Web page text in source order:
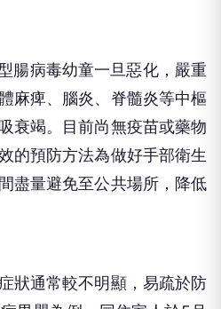
腸病毒幼童一旦惡化，嚴重
麻痺、腦炎、脊髓炎等中樞
衰竭。目前尚無疫苗或藥物
的預防方法為做好手部衛生
盡量避免至公共場所，降低
狀通常較不明顯，易疏於防